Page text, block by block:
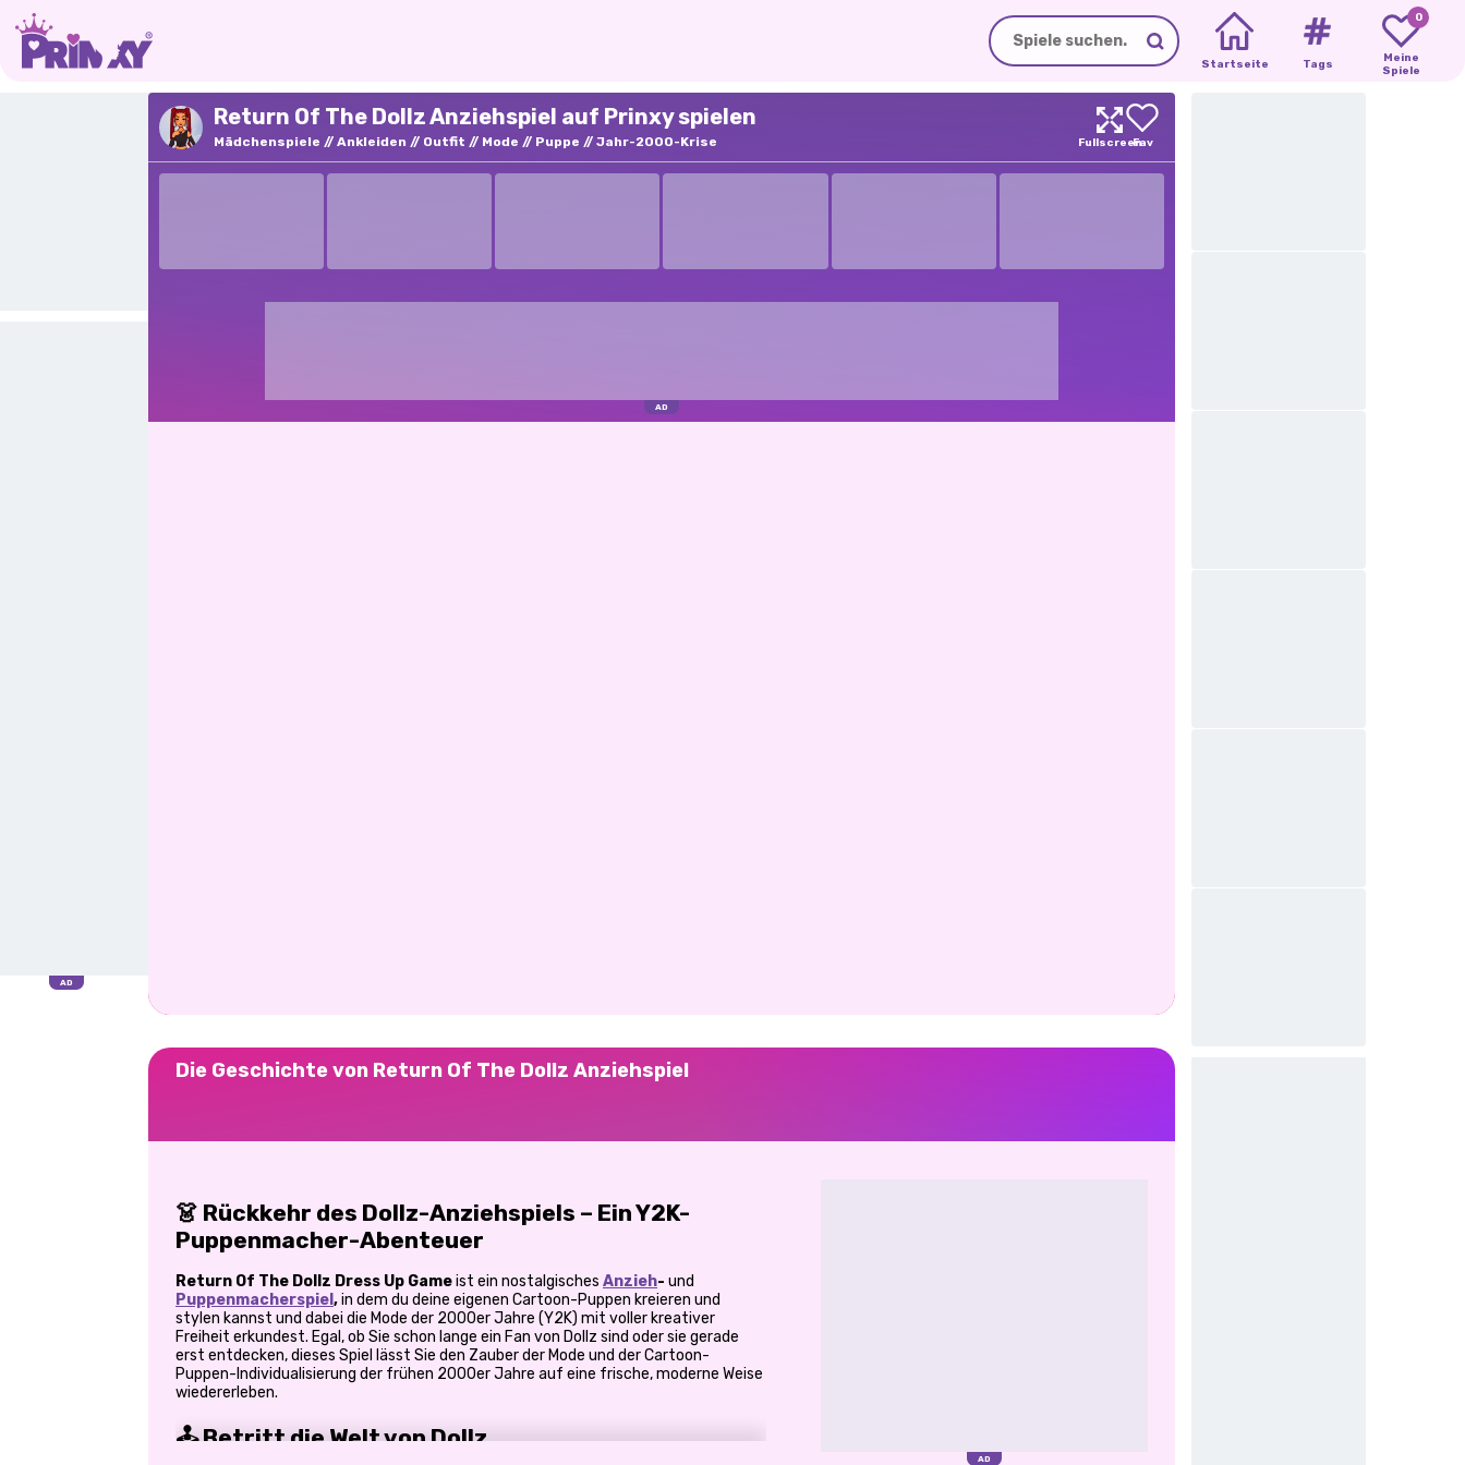
Startseite Tags
0
Meine
Spiele
Return Of The Dollz Anziehspiel auf Prinxy spielen
Mädchenspiele Ankleiden Outfit Mode Puppe Jahr-2000-Krise
Die Geschichte von Return Of The Dollz Anziehspiel
👗 Rückkehr des Dollz-Anziehspiels – Ein Y2K-
Puppenmacher-Abenteuer
Return Of The Dollz Dress Up Gameist ein nostalgisches Anzieh- und
Puppenmacherspiel ,in dem du deine eigenen Cartoon-Puppen kreieren und
stylen kannst und dabei die Mode der 2000er Jahre (Y2K) mit voller kreativer
Freiheit erkundest. Egal, ob Sie schon lange ein Fan von Dollz sind oder sie gerade
erst entdecken, dieses Spiel lässt Sie den Zauber der Mode und der Cartoon-
Puppen-Individualisierung der frühen 2000er Jahre auf eine frische, moderne Weise
wiedererleben.
🕹️ Betritt die Welt von Dollz